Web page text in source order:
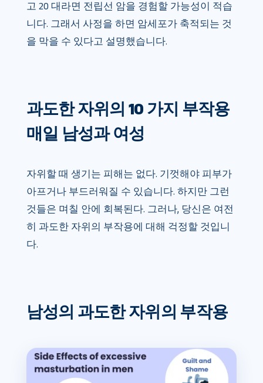
고 20 대라면 전립선 암을 경험할 가능성이 적습
니다. 그래서 사정을 하면 암세포가 축적되는 것
을 막을 수 있다고 설명했습니다.
과도한 자위의 10 가지 부작용
매일 남성과 여성
자위할 때 생기는 피해는 없다. 기껏해야 피부가
아프거나 부드러워질 수 있습니다. 하지만 그런
것들은 며칠 안에 회복된다. 그러나, 당신은 여전
히 과도한 자위의 부작용에 대해 걱정할 것입니
다.
남성의 과도한 자위의 부작용